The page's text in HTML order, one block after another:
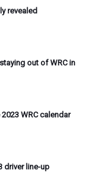
revealed
out of WRC in
WRC calendar
driver line-up